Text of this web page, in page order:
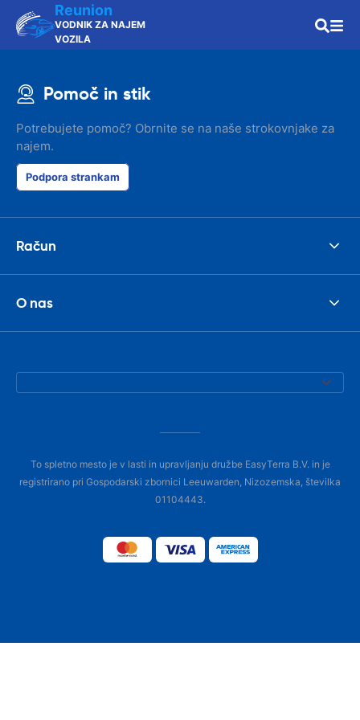
Reunion
VODNIK ZA NAJEM
VOZILA
Pomoč in stik
Potrebujete pomoč? Obrnite se na naše strokovnjake za
najem.
Podpora strankam
Račun
O nas
To spletno mesto je v lasti in upravljanju družbe EasyTerra B.V. in je
registrirano pri Gospodarski zbornici Leeuwarden, Nizozemska, številka
01104443.